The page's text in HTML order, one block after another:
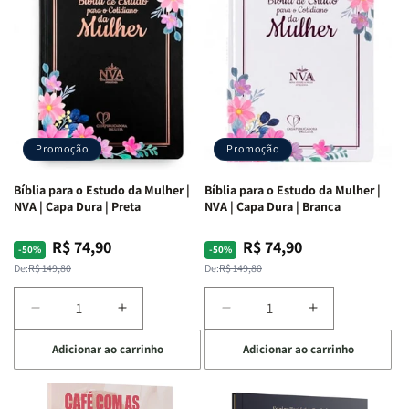
Ribeiro
Ribeiro
Promoção
Bíblia para o Estudo da Mulher |
NVA | Capa Dura | Preta
-50%
Preço
normal
De:R$ 149,80
Preço
promocional
R$ 74,90
Diminuir
a
quantidade
de
Bíblia
Aumentar
a
quantidade
de
Bíblia
Adicionar ao carrinho
Promoção
Bíblia para o Estudo da Mulher |
NVA | Capa Dura | Branca
-50%
Preço
normal
De:R$ 149,80
Preço
promocional
R$ 74,90
Diminuir
a
quantidade
de
Bíblia
Aumentar
a
quantidade
de
Bíblia
Adicionar ao carrinho